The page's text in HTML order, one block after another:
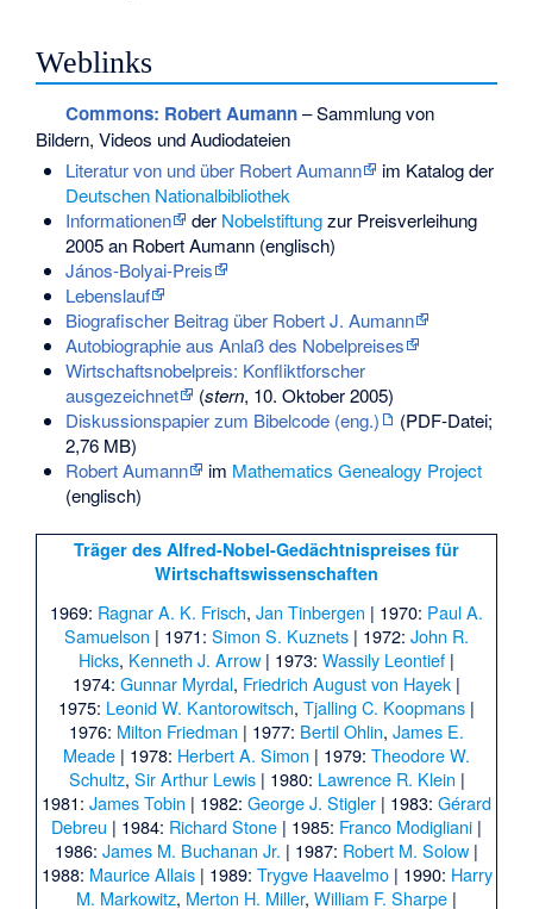
Weblinks
Commons: Robert Aumann– Sammlung von
Bildern, Videos und Audiodateien
Literatur von und über Robert Aumann
im Katalog der
Deutschen Nationalbibliothek
Informationen
der Nobelstiftungzur Preisverleihung
2005 an Robert Aumann (englisch)
János-Bolyai-Preis
Lebenslauf
Biografischer Beitrag über Robert J. Aumann
Autobiographie aus Anlaß des Nobelpreises
Wirtschaftsnobelpreis: Konfliktforscher
ausgezeichnet
(stern, 10. Oktober 2005)
Diskussionspapier zum Bibelcode (eng.)
(PDF-Datei;
2,76 MB)
Robert Aumann
im Mathematics Genealogy Project
(englisch)
Träger des Alfred-Nobel-Gedächtnispreises für
Wirtschaftswissenschaften
1969: Ragnar A. K. Frisch, Jan Tinbergen | 1970: Paul A.
Samuelson | 1971: Simon S. Kuznets | 1972: John R.
Hicks, Kenneth J. Arrow | 1973: Wassily Leontief |
1974: Gunnar Myrdal, Friedrich August von Hayek |
1975: Leonid W. Kantorowitsch, Tjalling C. Koopmans |
1976: Milton Friedman | 1977: Bertil Ohlin, James E.
Meade | 1978: Herbert A. Simon | 1979: Theodore W.
Schultz, Sir Arthur Lewis| 1980: Lawrence R. Klein |
1981: James Tobin | 1982: George J. Stigler | 1983: Gérard
Debreu | 1984: Richard Stone | 1985: Franco Modigliani |
1986: James M. Buchanan Jr. | 1987: Robert M. Solow |
1988: Maurice Allais| 1989: Trygve Haavelmo| 1990: Harry
M. Markowitz, Merton H. Miller, William F. Sharpe |